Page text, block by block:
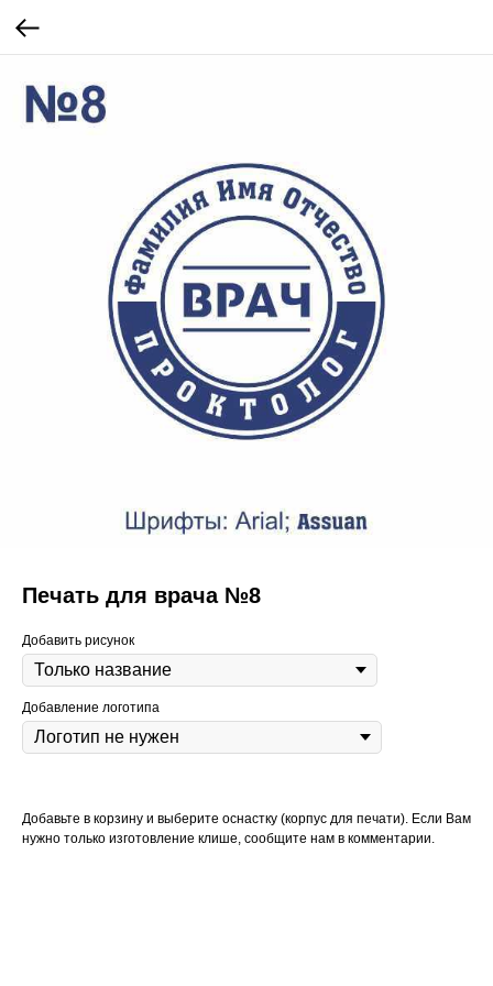
Печать для врача №8
Добавить рисунок
Добавление логотипа
Добавьте в корзину и выберите оснастку (корпус для печати). Если Вам
нужно только изготовление клише, сообщите нам в комментарии.